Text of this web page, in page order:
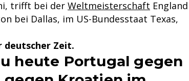
trifft bei der Weltmeisterschaft England
bei Dallas, im US-Bundesstaat Texas,
deutscher Zeit.
heute Portugal gegen